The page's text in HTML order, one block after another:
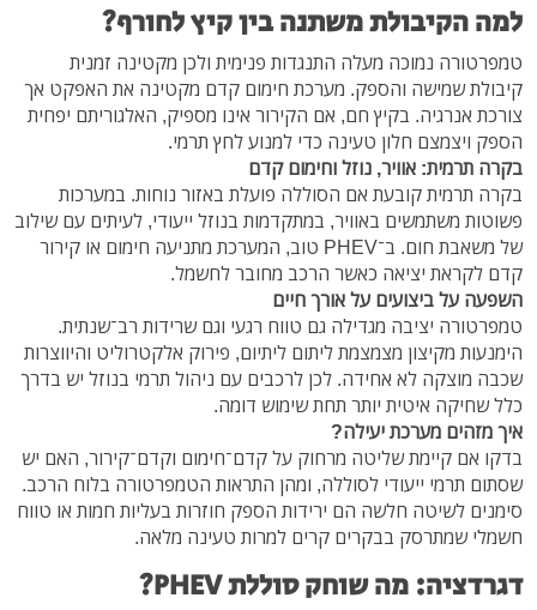
למה הקיבולת משתנה בין קיץ לחורף?
טמפרטורה נמוכה מעלה התנגדות פנימית ולכן מקטינה זמנית
קיבולת שמישה והספק. מערכת חימום קדם מקטינה את האפקט אך
צורכת אנרגיה. בקיץ חם, אם הקירור אינו מספיק, האלגוריתם יפחית
הספק ויצמצם חלון טעינה כדי למנוע לחץ תרמי.
בקרה תרמית: אוויר, נוזל וחימום קדם
בקרה תרמית קובעת אם הסוללה פועלת באזור נוחות. במערכות
פשוטות משתמשים באוויר, במתקדמות בנוזל ייעודי, לעיתים עם שילוב
של משאבת חום. ב־PHEV טוב, המערכת מתניעה חימום או קירור
קדם לקראת יציאה כאשר הרכב מחובר לחשמל.
השפעה על ביצועים על אורך חיים
טמפרטורה יציבה מגדילה גם טווח רגעי וגם שרידות רב־שנתית.
הימנעות מקיצון מצמצמת ליתום ליתיום, פירוק אלקטרוליט והיווצרות
שכבה מוצקה לא אחידה. לכן לרכבים עם ניהול תרמי בנוזל יש בדרך
כלל שחיקה איטית יותר תחת שימוש דומה.
איך מזהים מערכת יעילה?
בדקו אם קיימת שליטה מרחוק על קדם־חימום וקדם־קירור, האם יש
שסתום תרמי ייעודי לסוללה, ומהן התראות הטמפרטורה בלוח הרכב.
סימנים לשיטה חלשה הם ירידות הספק חוזרות בעליות חמות או טווח
חשמלי שמתרסק בבקרים קרים למרות טעינה מלאה.
דגרדציה: מה שוחק סוללת PHEV?